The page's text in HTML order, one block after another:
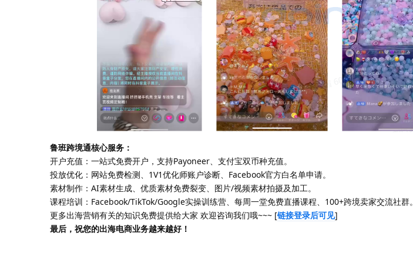
鲁班跨境通核心服务：
开户充值：一站式免费开户，支持Payoneer、支付宝双币种充值。
投放优化：网站免费检测、1V1优化师账户诊断、Facebook官方白名单申请。
素材制作：AI素材生成、优质素材免费裂变、图片/视频素材拍摄及加工。
课程培训：Facebook/TikTok/Google实操训练营、每周一堂免费直播课程、100+跨境卖家交流社群。
更多出海营销有关的知识免费提供给大家 欢迎咨询我们哦~~~ [链接登录后可见]
最后，祝您的出海电商业务越来越好！